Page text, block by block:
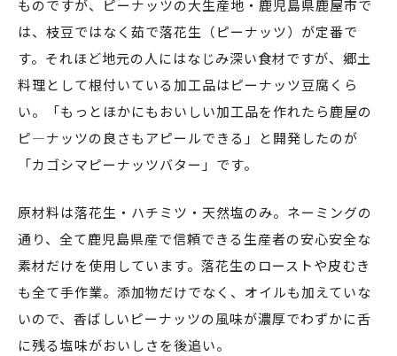
ものですが、ピーナッツの大生産地・鹿児島県鹿屋市で
は、枝豆ではなく茹で落花生（ピーナッツ）が定番で
す。それほど地元の人にはなじみ深い食材ですが、郷土
料理として根付いている加工品はピーナッツ豆腐くら
い。「もっとほかにもおいしい加工品を作れたら鹿屋の
ピ―ナッツの良さもアピールできる」と開発したのが
「カゴシマピーナッツバター」です。
原材料は落花生・ハチミツ・天然塩のみ。ネーミングの
通り、全て鹿児島県産で信頼できる生産者の安心安全な
素材だけを使用しています。落花生のローストや皮むき
も全て手作業。添加物だけでなく、オイルも加えていな
いので、香ばしいピーナッツの風味が濃厚でわずかに舌
に残る塩味がおいしさを後追い。